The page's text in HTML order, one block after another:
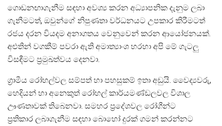
ගොඩනඟාගැනීම සඳහා අවශ්‍ය කරන අධ්‍යාපනික දැනුම ලබා
ගැනීමටත්, ඔවුන්ගේ නිපුණතා වර්ධනයට උපකාර කිරීමටත්
රජය දරන වියදම අනාගතය වෙනුවෙන් කරන ආයෝජනයක්.
අළුතින් වගකීම් පවරා ඇති අමාත්‍යාංශ හරහා අපි මේ ගැටලු
විසඳීමට ප්‍රමුඛත්වය දෙනවා.
ග්‍රාමීය රෝහල්වල සම්පත් හා පහසුකම් ඉතා අඩුයි. වෛද්‍යවරු,
හෙදියන් හා අනෙකුත් රෝහල් කාර්යමණ්ඩලවල විශාල
ඌණතාවක් තිබෙනවා. සමහර ප්‍රදේශවල රෝගීන්ට
ප්‍රතිකාර ලබාගැනීම සඳහා බොහෝ දුරක් ගමන් කරන්නට